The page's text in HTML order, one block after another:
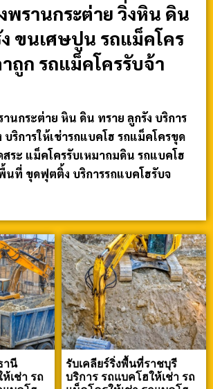
พรานกระต่าย วิ่งหิน ดิน
ขนเศษปูน รถแม็คโคร
ถูก รถแม็คโครรับจ้า
านกระต่าย หิน ดิน ทราย ลูกรัง บริการ
บริการให้เช่ารถแบคโฮ รถแม็คโครขุด
ระ แม็คโครรับเหมาถมดิน รถแบคโฮ
นที่ ขุดฟุตติ้ง บริการรถแบคโฮรับจ
านี
เช่า รถ
รับเคลียร์ริ่งพื้นที่ราชบุรี
บริการ รถแบคโฮให้เช่า รถ